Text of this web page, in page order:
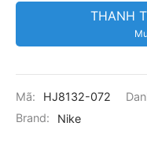
THANH
Mã: HJ8132-072
Brand:
Nike